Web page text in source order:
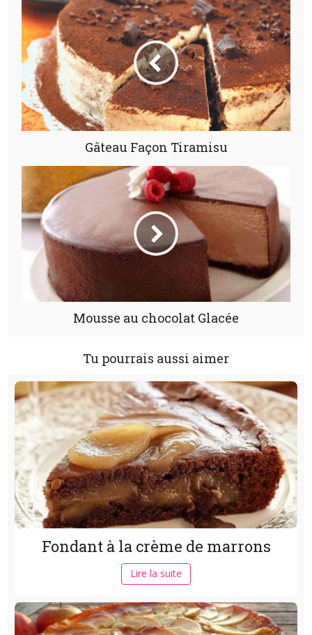
Gâteau Façon Tiramisu
Mousse au chocolat Glacée
Tu pourrais aussi aimer
Fondant à la crème de marrons
Lire la suite